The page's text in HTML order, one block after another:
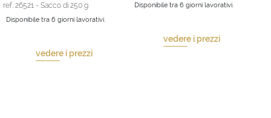
ref. 26521 - Sacco di 250 g
Disponibile tra 6 giorni lavorativi.
vedere i prezzi
Disponibile tra 6 giorni lavorativi.
vedere i prezzi